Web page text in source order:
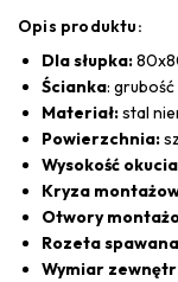
Opis produktu:
Dla słupka:
Ścianka: grubość
Materiał:stal
Powierzchnia:
Wysokość
Kryza
Otwory
Rozeta
Wymiar